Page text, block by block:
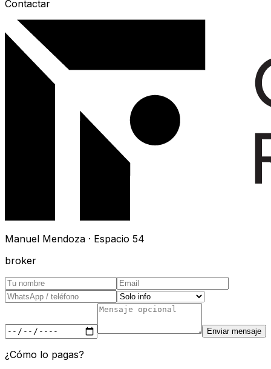
Contactar
Manuel Mendoza · Espacio 54
broker
Enviar mensaje
¿Cómo lo pagas?